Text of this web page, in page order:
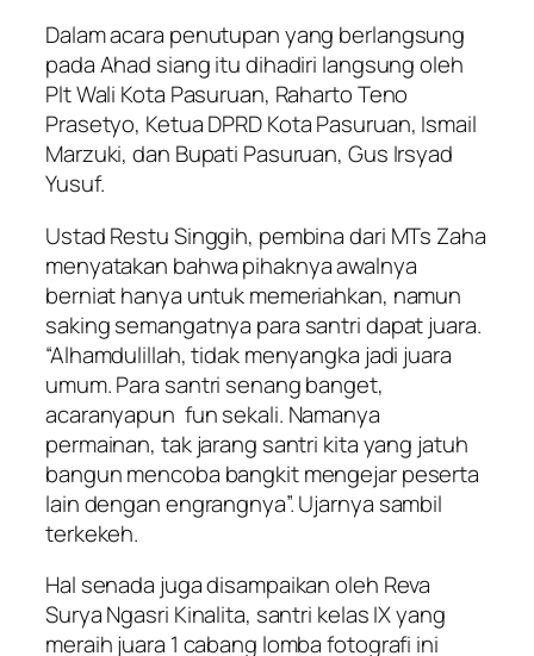
Dalam acara penutupan yang berlangsung
pada Ahad siang itu dihadiri langsung oleh
Plt Wali Kota Pasuruan, Raharto Teno
Prasetyo, Ketua DPRD Kota Pasuruan, Ismail
Marzuki, dan Bupati Pasuruan, Gus Irsyad
Yusuf.
Ustad Restu Singgih, pembina dari MTs Zaha
menyatakan bahwa pihaknya awalnya
berniat hanya untuk memeriahkan, namun
saking semangatnya para santri dapat juara.
“Alhamdulillah, tidak menyangka jadi juara
umum. Para santri senang banget,
acaranyapun funsekali. Namanya
permainan, tak jarang santri kita yang jatuh
bangun mencoba bangkit mengejar peserta
lain dengan engrangnya”. Ujarnya sambil
terkekeh.
Hal senada juga disampaikan oleh Reva
Surya Ngasri Kinalita, santri kelas IX yang
meraih juara 1 cabang lomba fotografi ini